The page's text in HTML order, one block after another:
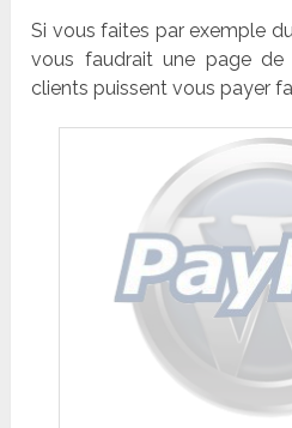
Si vous faites par exemple
vous faudrait une page
clients puissent vous payer